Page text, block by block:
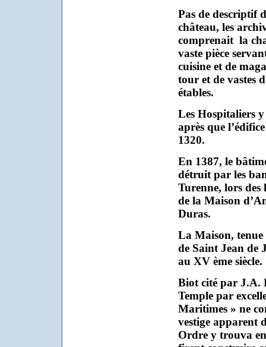
Pas de descriptif
château, les
comprenait la
vaste pièce
cuisine et de
tour et de vastes
étables.
Les Hospitaliers
après que
1320.
En 1387, le
détruit par les
Turenne, lors des
de la Maison
Duras.
La Maison, tenue
de Saint Jean de
au XV ème siècle.
Biot cité par J.A.
Temple par
Maritimes » ne
vestige apparent
Ordre y trouva